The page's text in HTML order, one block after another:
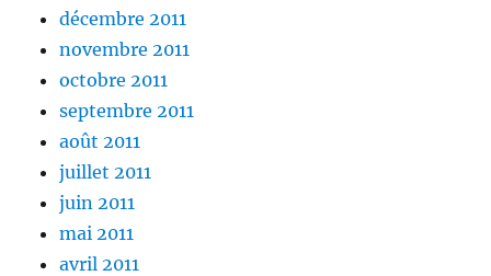
décembre 2011
novembre 2011
octobre 2011
septembre 2011
août 2011
juillet 2011
juin 2011
mai 2011
avril 2011